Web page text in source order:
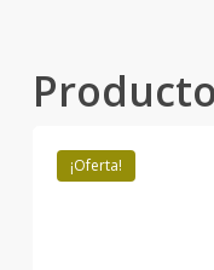
¡Oferta!